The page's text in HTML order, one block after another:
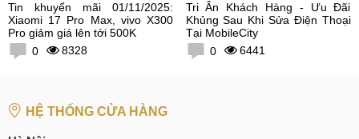
Tin khuyến mãi 01/11/2025:
Xiaomi 17 Pro Max, vivo X300
Pro giảm giá lên tới 500K
0
8328
Tri Ân Khách Hàng - Ưu Đãi
Khủng Sau Khi Sửa Điện Thoại
Tại MobileCity
0
6441
HỆ THỐNG CỬA HÀNG